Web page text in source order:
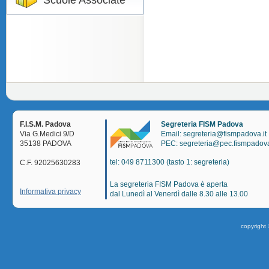
F.I.S.M. Padova
Via G.Medici 9/D
35138 PADOVA
C.F. 92025630283
Informativa privacy
Segreteria FISM Padova
Email: segreteria@fismpadova.it
PEC:
tel: 049 8711300 (tasto 1: segreteria)
La segreteria FISM Padova è aperta
dal Lunedì al Venerdì dalle 8.30 alle 13.00
copyright